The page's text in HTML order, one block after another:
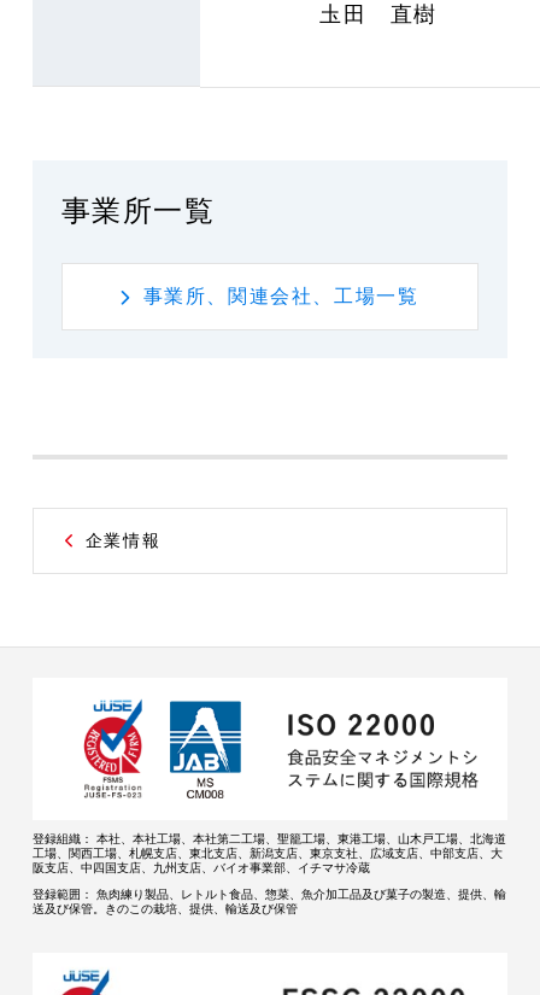
圡田 直樹
事業所一覧
事業所、関連会社、工場一覧
企業情報
登録組織：
本社、本社工場、本社第二工場、聖籠工場、東港工場、山木戸工場、北海道
工場、関西工場、札幌支店、東北支店、新潟支店、東京支社、広域支店、中部支店、大
阪支店、中四国支店、九州支店、バイオ事業部、イチマサ冷蔵
登録範囲：
魚肉練り製品、レトルト食品、惣菜、魚介加工品及び菓子の製造、提供、輸
送及び保管。きのこの栽培、提供、輸送及び保管